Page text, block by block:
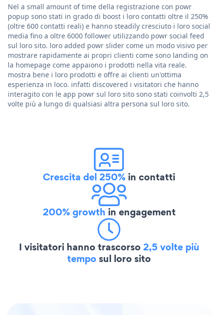
Nel a small amount of time della registrazione con powr
popup sono stati in grado di boost i loro contatti oltre il 250%
(oltre 600 contatti reali) e hanno steadily cresciuto i loro social
media fino a oltre 6000 follower utilizzando powr social feed
sul loro sito. loro added powr slider come un modo visivo per
mostrare rapidamente ai propri clienti come sono landing on
la homepage come appaiono i prodotti nella vita reale.
mostra bene i loro prodotti e offre ai clienti un'ottima
esperienza in loco. infatti discovered i visitatori che hanno
interagito con le app powr sul loro sito sono stati coinvolti 2,5
volte più a lungo di qualsiasi altra persona sul loro sito.
Crescita del 250% in contatti
200% growth in engagement
I visitatori hanno trascorso2,5 volte più
temposul loro sito